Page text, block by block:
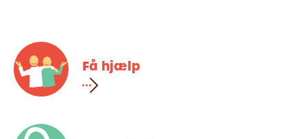
Få hjælp